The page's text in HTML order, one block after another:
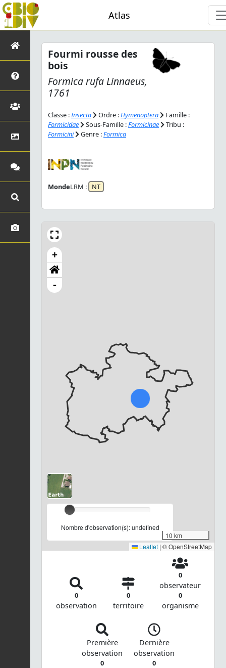
Atlas
Fourmi rousse des
bois
Formica rufaLinnaeus,
1761
Classe :Insecta Ordre :Hymenoptera
Famille :
Formicidae
Sous-Famille :Formicinae
Tribu :
Formicini
Genre :Formica
MondeLRM : NT
Chargement...
+
-
Nombre d'observation(s): undefined
10 km
Leaflet | © OpenStreetMap
0
observation
0
territoire
0
observateur
0
organisme
Première
observation
0
Dernière
observation
0